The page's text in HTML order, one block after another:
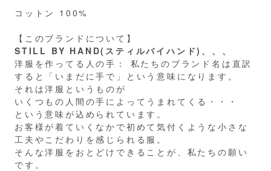
コットン 100%
【このブランドについて】
STILL BY HAND(スティルバイハンド)、、、
洋服を作ってる人の手： 私たちのブランド名は直訳
すると「いまだに手で」という意味になります。
それは洋服というものが
いくつもの人間の手によってうまれてくる・・・
という意味が込められています。
お客様が着ていくなかで初めて気付くような小さな
工夫やこだわりを感じられる服。
そんな洋服をおとどけできることが、私たちの願い
です。